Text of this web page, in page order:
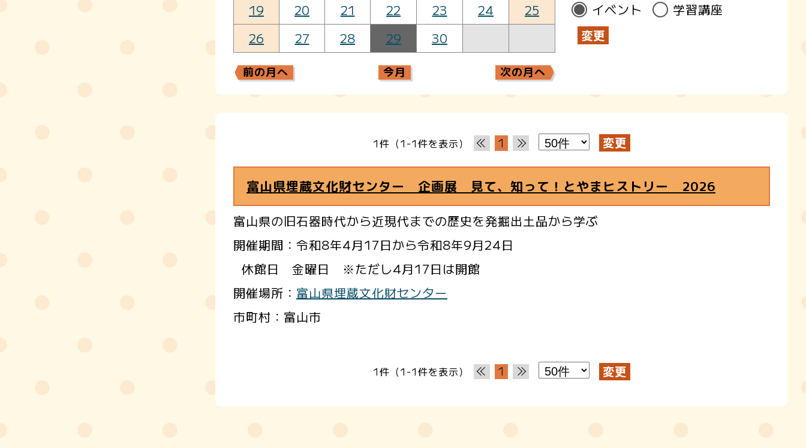
19
20 21 22 23 24
25
26
27 28 29 30
前の月へ 今月 次の月へ
イベント 学習講座
1件（1-1件を表示） 1
富山県埋蔵文化財センター 企画展 見て、知って！とやまヒストリー 2026
富山県の旧石器時代から近現代までの歴史を発掘出土品から学ぶ
開催期間：令和8年4月17日から令和8年9月24日
休館日 金曜日 ※ただし4月17日は開館
開催場所： 富山県埋蔵文化財センター
市町村：富山市
1件（1-1件を表示） 1